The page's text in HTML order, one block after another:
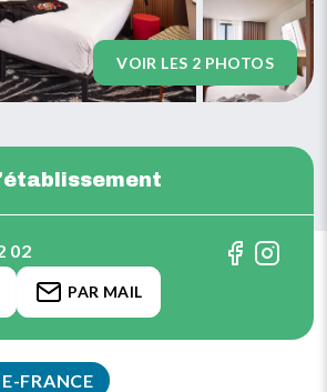
VOIR LES 2 PHOTOS
FRANCE
02
PAR MAIL